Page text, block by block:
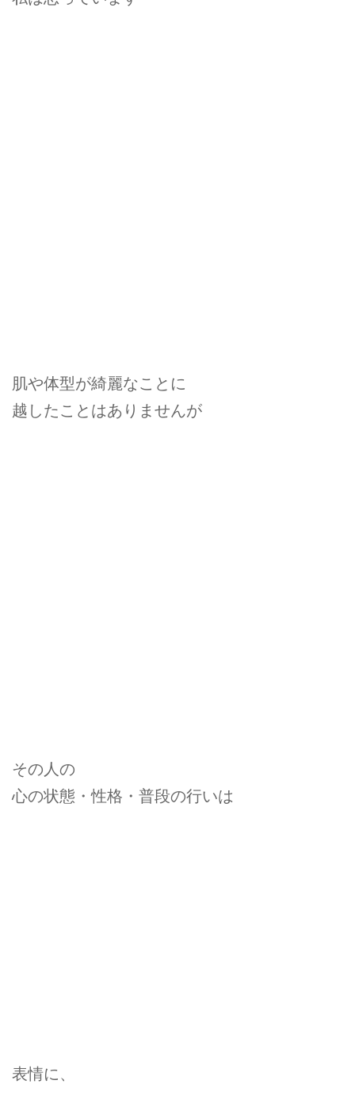
肌や体型が綺麗なことに
越したことはありませんが
その人の
心の状態・性格・普段の行いは
表情に、